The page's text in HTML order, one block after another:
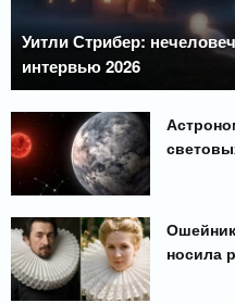
Уитли Стрибер:
интервью 2026
носила